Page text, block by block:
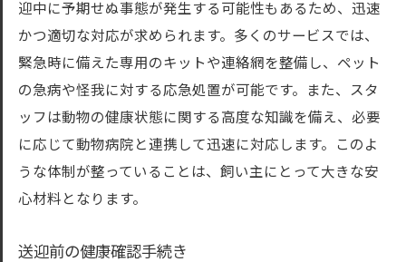
迎中に予期せぬ事態が発生する可能性もあるため、迅速
かつ適切な対応が求められます。多くのサービスでは、
緊急時に備えた専用のキットや連絡網を整備し、ペット
の急病や怪我に対する応急処置が可能です。また、スタ
ッフは動物の健康状態に関する高度な知識を備え、必要
に応じて動物病院と連携して迅速に対応します。このよ
うな体制が整っていることは、飼い主にとって大きな安
心材料となります。
送迎前の健康確認手続き